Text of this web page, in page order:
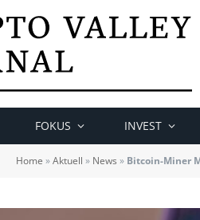
FOKUS INVEST
Home »Aktuell » News » Bitcoin-Miner